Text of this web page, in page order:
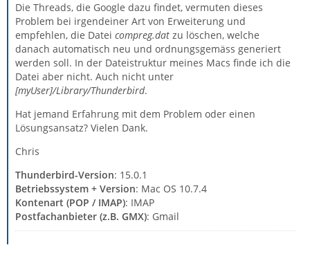
Die Threads, die Google dazu findet, vermuten dieses
Problem bei irgendeiner Art von Erweiterung und
empfehlen, die Datei compreg.dat zu löschen, welche
danach automatisch neu und ordnungsgemäss generiert
werden soll. In der Dateistruktur meines Macs finde ich die
Datei aber nicht. Auch nicht unter
[myUser]/Library/Thunderbird.
Hat jemand Erfahrung mit dem Problem oder einen
Lösungsansatz? Vielen Dank.
Chris
Thunderbird-Version: 15.0.1
Betriebssystem + Version: Mac OS 10.7.4
Kontenart (POP / IMAP): IMAP
Postfachanbieter (z.B. GMX): Gmail